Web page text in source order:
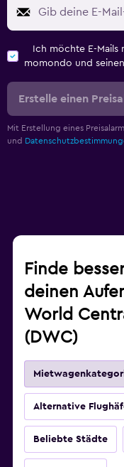
Ich möchte E-
momondo und
Erstelle einen
Mit Erstellung eines
und
Finde
deinen
World
(DWC)
Alternative
Beliebte Städte